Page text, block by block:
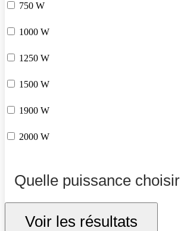
750 W
1000 W
1250 W
1500 W
1900 W
2000 W
Quelle puissance
Voir les résultats